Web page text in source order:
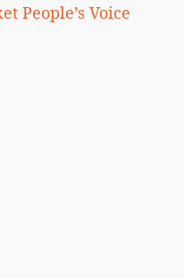
People’s Voice